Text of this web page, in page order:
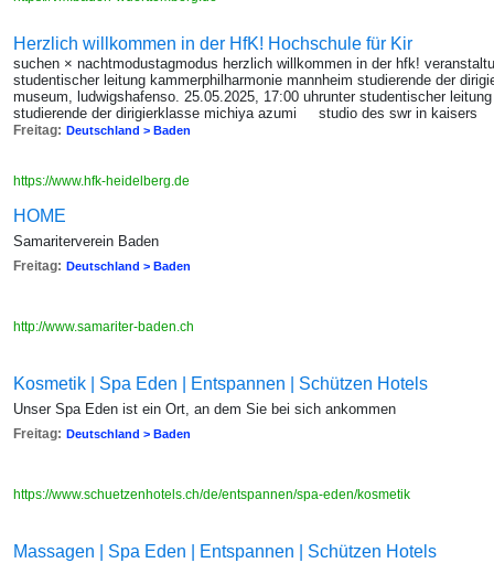
Herzlich willkommen in der HfK! Hochschule für Kir
suchen × nachtmodustagmodus herzlich willkommen in der hfk!
studentischer leitung kammerphilharmonie mannheim studierende der
museum, ludwigshafenso. 25.05.2025, 17:00 uhrunter studentischer
studierende der dirigierklasse michiya azumi studio des swr in kaisers
Freitag: Deutschland > Baden
https://www.hfk-heidelberg.de
HOME
Samariterverein Baden
Freitag: Deutschland > Baden
http://www.samariter-baden.ch
Kosmetik | Spa Eden | Entspannen | Schützen Hotels
Unser Spa Eden ist ein Ort, an dem Sie bei sich ankommen
Freitag: Deutschland > Baden
https://www.schuetzenhotels.ch/de/entspannen/spa-eden/kosmetik
Massagen | Spa Eden | Entspannen | Schützen Hotels